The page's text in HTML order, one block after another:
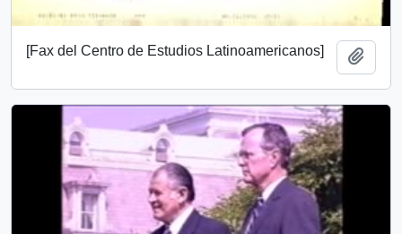
[Fax del Centro de Estudios Latinoamericanos]